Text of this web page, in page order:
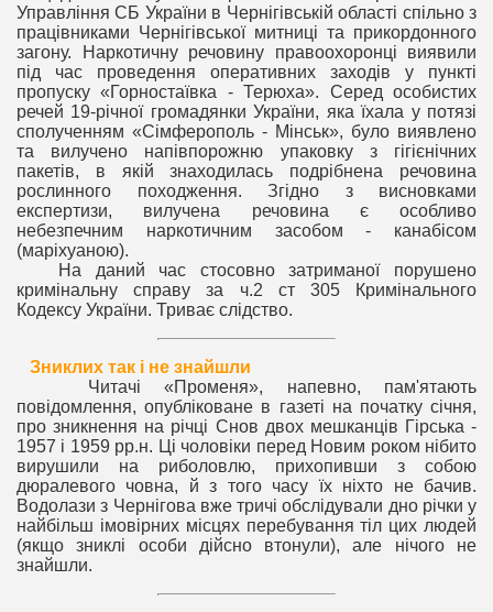
Управління СБ України в Чернігівській області спільно з
працівниками Чернігівської митниці та прикордонного
загону. Наркотичну речовину правоохоронці виявили
під час проведення оперативних заходів у пункті
пропуску «Горностаївка - Терюха». Серед особистих
речей 19-річної громадянки України, яка їхала у потязі
сполученням «Сімферополь - Мінськ», було виявлено
та вилучено напівпорожню упаковку з гігієнічних
пакетів, в якій знаходилась подрібнена речовина
рослинного походження. Згідно з висновками
експертизи, вилучена речовина є особливо
небезпечним наркотичним засобом - канабісом
(маріхуаною).
На даний час стосовно затриманої порушено
кримінальну справу за ч.2 ст 305 Кримінального
Кодексу України. Триває слідство.
Зниклих так і не знайшли
Читачі «Променя», напевно, пам'ятають
повідомлення, опубліковане в газеті на початку січня,
про зникнення на річці Снов двох мешканців Гірська -
1957 і 1959 рр.н. Ці чоловіки перед Новим роком нібито
вирушили на риболовлю, прихопивши з собою
дюралевого човна, й з того часу їх ніхто не бачив.
Водолази з Чернігова вже тричі обслідували дно річки у
найбільш імовірних місцях перебування тіл цих людей
(якщо зниклі особи дійсно втонули), але нічого не
знайшли.